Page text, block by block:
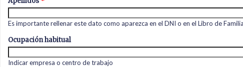
Es importante rellenar este dato como aparezca en el DNI o en el Libro de
Ocupación habitual
Indicar empresa o centro de trabajo